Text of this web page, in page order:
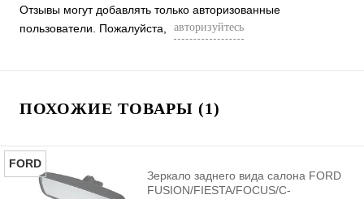
Отзывы могут добавлять только авторизованные
пользователи. Пожалуйста,
авторизуйтесь
ПОХОЖИЕ ТОВАРЫ (1)
FORD
Зеркало заднего вида салона FORD
FUSION/FIESTA/FOCUS/C-